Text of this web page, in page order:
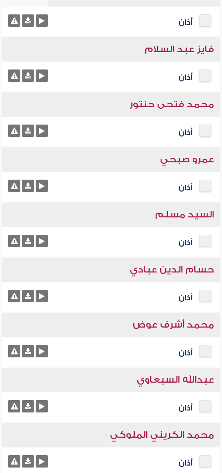
أذان
فايز عبد السلام
أذان
محمد فتحى حنتور
أذان
عمرو صبحي
أذان
السيد مسلم
أذان
حسام الدين عبادي
أذان
محمد أشرف عوض
أذان
عبدالله السبعاوي
أذان
محمد الكريني الملوكي
أذان